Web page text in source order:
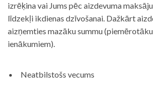
izrēķina vai Jums pēc aizdevuma
līdzekļi ikdienas dzīvošanai. Dažkārt
aizņemties mazāku summu
ienākumiem).
Neatbilstošs vecums